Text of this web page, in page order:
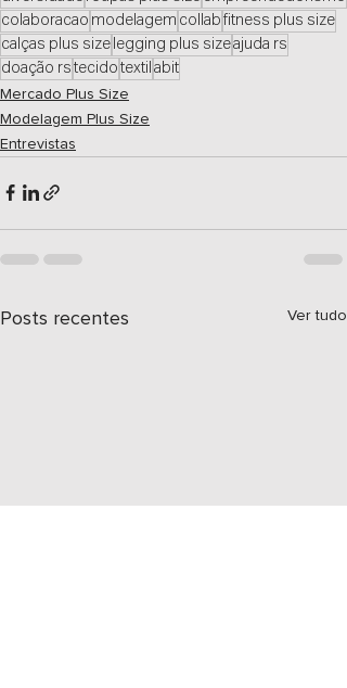
colaboracao modelagem collab fitness plus size
calças plus size legging plus sizeajuda rs
doação rs tecido textil abit
Mercado Plus Size
Modelagem Plus Size
Entrevistas
Posts recentes Ver tudo